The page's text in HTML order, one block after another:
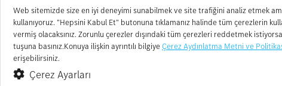
Web sitemizde size en iyi deneyimi sunabilmek ve site trafiğini analiz etmek
kullanıyoruz. "Hepsini Kabul Et" butonuna tıklamanız halinde tüm çerezlerin
vermiş olacaksınız. Zorunlu çerezler dışındaki tüm çerezleri reddetmek
tuşuna basınız.Konuya ilişkin ayrıntılı bilgiyeÇerez Aydınlatma Metni ve
erişebilirsiniz.
Çerez Ayarları